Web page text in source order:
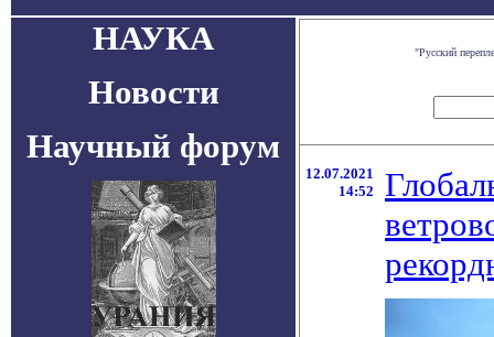
НАУКА
Новости
Научный форум
"Русский
12.07.2021
14:52